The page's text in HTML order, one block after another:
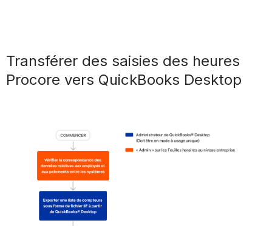
Transférer des saisies des heures
Procore vers QuickBooks Desktop